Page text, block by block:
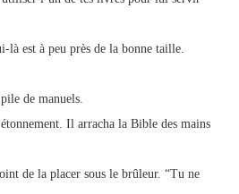
là est à peu près de la bonne taille.
de manuels.
Il arracha la Bible des mains
de la placer sous le brûleur. “Tu ne